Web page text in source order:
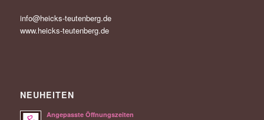
info@heicks-teutenberg.de
www.heicks-teutenberg.de
NEUHEITEN
Angepasste Öffnungszeiten